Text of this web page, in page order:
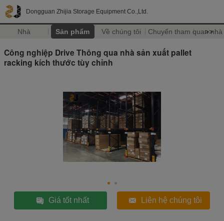
Dongguan Zhijia Storage Equipment Co.,Ltd.
Nhà Sản phẩm Về chúng tôi Chuyến tham quan nhà
>>
Công nghiệp Drive Thông qua nhà sản xuất pallet
racking kích thước tùy chỉnh
Giá tốt nhất Liên hệ chúng tôi